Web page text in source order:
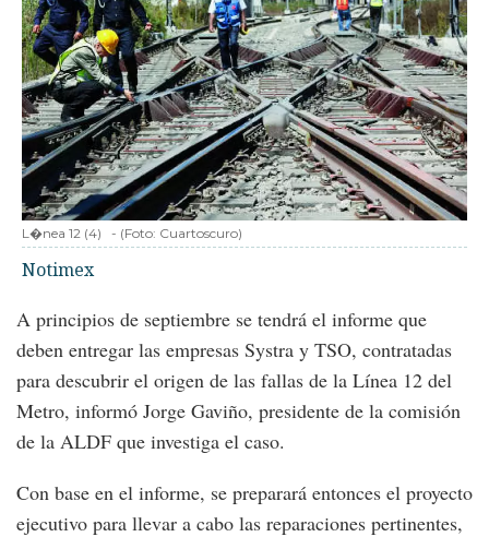
L�nea 12 (4) - (Foto: Cuartoscuro)
Notimex
A principios de septiembre se tendrá el informe que
deben entregar las empresas Systra y TSO, contratadas
para descubrir el origen de las fallas de la Línea 12 del
Metro, informó Jorge Gaviño, presidente de la comisión
de la ALDF que investiga el caso.
Con base en el informe, se preparará entonces el proyecto
ejecutivo para llevar a cabo las reparaciones pertinentes,